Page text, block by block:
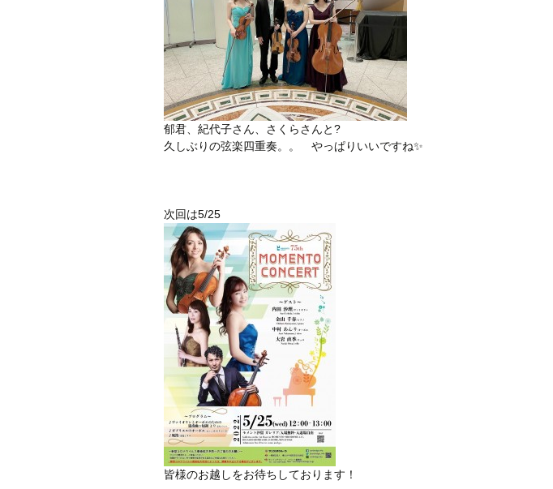
郁君、紀代子さん、さくらさんと?
久しぶりの弦楽四重奏。。 やっぱりいいですね✨
次回は5/25
皆様のお越しをお待ちしております！